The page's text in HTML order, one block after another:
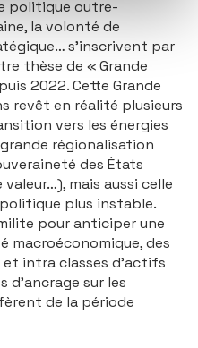
politique outre-
la volonté de
s’inscrivent par
thèse de « Grande
2022. Cette Grande
revêt en réalité plusieurs
vers les énergies
régionalisation
des États
mais aussi celle
plus instable.
pour anticiper une
macroéconomique, des
intra classes d’actifs
sur les
de la période